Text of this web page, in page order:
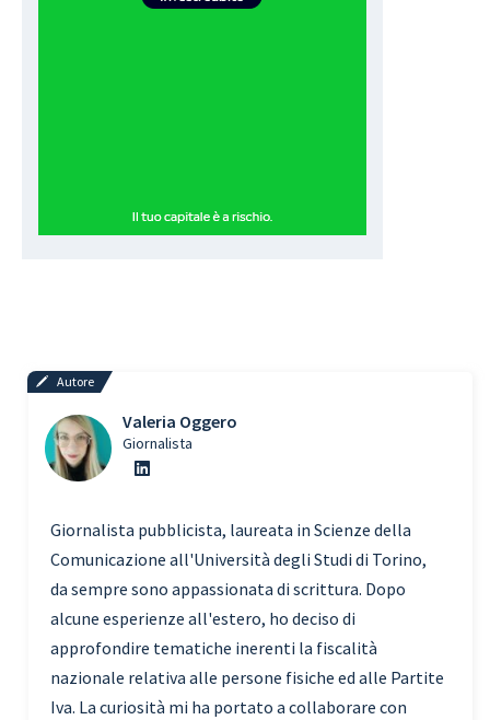
Autore
Valeria Oggero
Giornalista
Giornalista pubblicista, laureata in Scienze della
Comunicazione all'Università degli Studi di Torino,
da sempre sono appassionata di scrittura. Dopo
alcune esperienze all'estero, ho deciso di
approfondire tematiche inerenti la fiscalità
nazionale relativa alle persone fisiche ed alle Partite
Iva. La curiosità mi ha portato a collaborare con